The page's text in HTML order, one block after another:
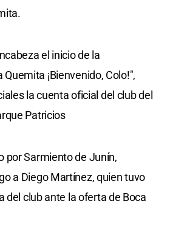
el inicio de la
¡Bienvenido, Colo!",
la cuenta oficial del club del
Patricios
por Sarmiento de Junín,
a Diego Martínez, quien tuvo
del club ante la oferta de Boca